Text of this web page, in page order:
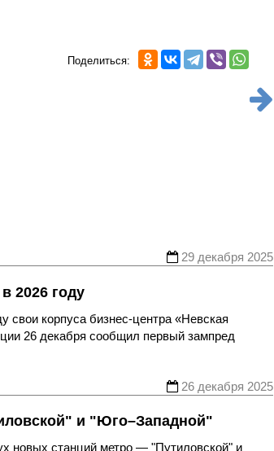
Поделиться:
29 декабря 2025
2026 году
свои корпуса бизнес-центра «Невская
26 декабря сообщил первый зампред
26 декабря 2025
и "Юго–Западной"
новых станций метро — "Путиловской" и